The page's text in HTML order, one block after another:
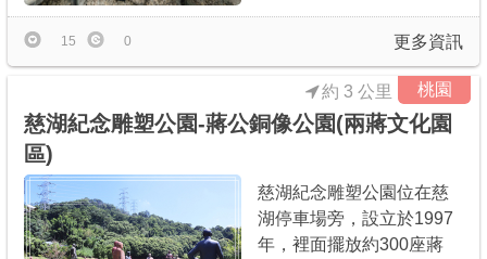
更多資訊
15 0
桃園
約 3 公里
慈湖紀念雕塑公園-蔣公銅像公園(兩蔣文化園
區)
慈湖紀念雕塑公園位在慈
湖停車場旁，設立於1997
年，裡面擺放約300座蔣